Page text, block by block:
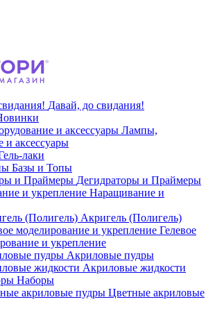
Давай, до свидания!
Лампы,
и аксессуары
лаки
Базы и Топы
Дегидраторы и Праймеры
Наращивание и
Акригель (Полигель)
Гелевое
и укрепление
Акриловые пудры
Акриловые жидкости
Наборы
Цветные акриловые